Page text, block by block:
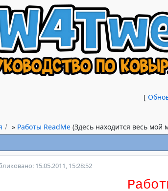
[
» Работы ReadMe (Здесь находится весь мой
15.05.2011, 15:28:52